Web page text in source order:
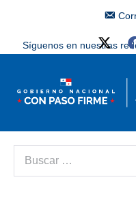
Síguenos en nuestras